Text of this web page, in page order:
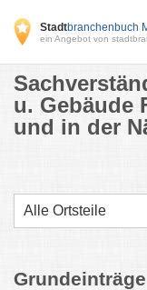
Stadtbranchenbuch
ein Angebot von
u. Gebäude
und in der
Alle Ortsteile
Grundeinträge